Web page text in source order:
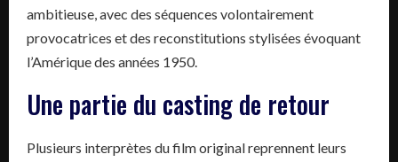
ambitieuse, avec des séquences volontairement
provocatrices et des reconstitutions stylisées évoquant
l’Amérique des années 1950.
Une partie du casting de retour
Plusieurs interprètes du film original reprennent leurs